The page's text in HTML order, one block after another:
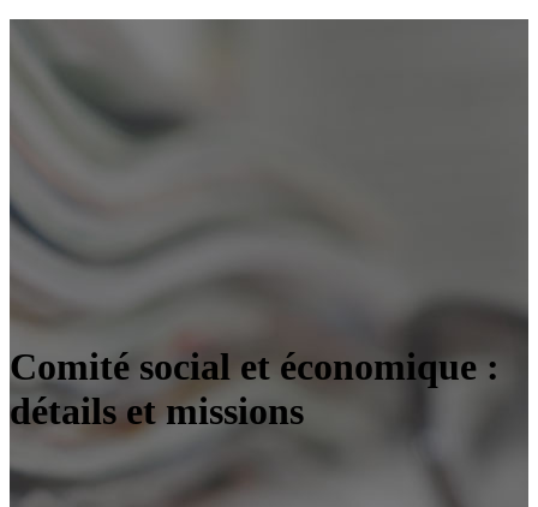
Comité social et économique :
détails et missions